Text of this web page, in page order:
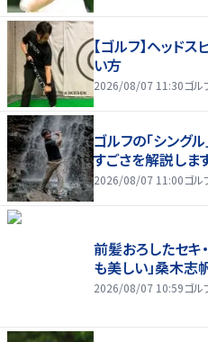
【ゴルフ】ヘッド
い方
2026/08/07 11:30ゴル
ゴルフの「シング
すごさを解説しま
2026/08/07 11:00ゴル
前髪おろしたセキ
も美しい」桑木志
2026/08/07 10:59ゴル